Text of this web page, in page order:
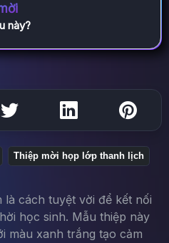
này?
Thiệp mời họp lớp thanh lịch
cách tuyệt vời để kết nối
học sinh. Mẫu thiệp này
màu xanh trắng tạo cảm